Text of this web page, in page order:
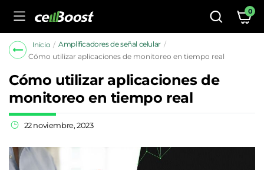
0
Inicio
Amplificadores de señal celular
Cómo utilizar aplicaciones de monitoreo en tiempo real
Cómo utilizar aplicaciones de
monitoreo en tiempo real
22 noviembre, 2023